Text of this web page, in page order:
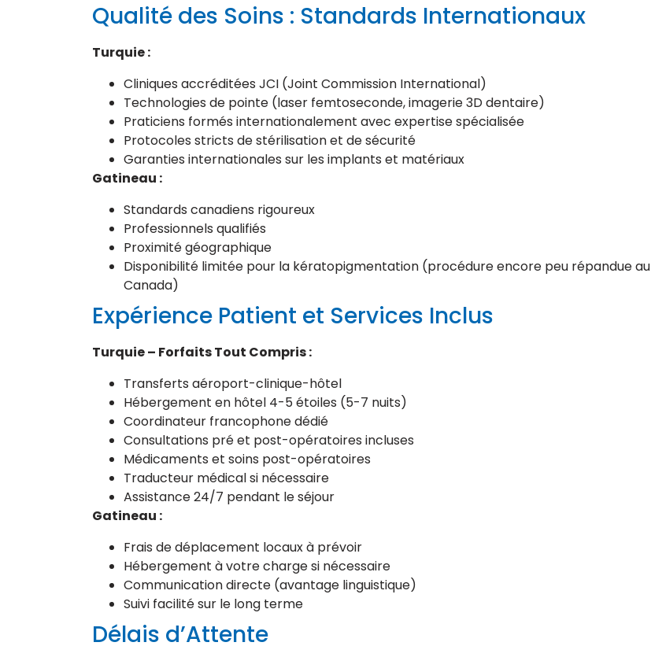
Qualité des Soins : Standards Internationaux
Turquie :
Cliniques accréditées JCI (Joint Commission International)
Technologies de pointe (laser femtoseconde, imagerie 3D dentaire)
Praticiens formés internationalement avec expertise spécialisée
Protocoles stricts de stérilisation et de sécurité
Garanties internationales sur les implants et matériaux
Gatineau :
Standards canadiens rigoureux
Professionnels qualifiés
Proximité géographique
Disponibilité limitée pour la kératopigmentation (procédure encore peu répandue au
Canada)
Expérience Patient et Services Inclus
Turquie – Forfaits Tout Compris :
Transferts aéroport-clinique-hôtel
Hébergement en hôtel 4-5 étoiles (5-7 nuits)
Coordinateur francophone dédié
Consultations pré et post-opératoires incluses
Médicaments et soins post-opératoires
Traducteur médical si nécessaire
Assistance 24/7 pendant le séjour
Gatineau :
Frais de déplacement locaux à prévoir
Hébergement à votre charge si nécessaire
Communication directe (avantage linguistique)
Suivi facilité sur le long terme
Délais d’Attente